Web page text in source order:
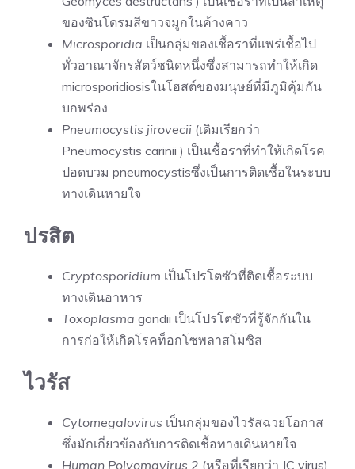
ของซินโดรมสีขาวจมูกในค้างคาว
Microsporidia เป็นกลุ่มของเชื้อราที่แพร่เชื้อไป
ทั่วอาณาจักรสัตว์ชนิดหนึ่งซึ่งสามารถทำให้เกิด
microsporidiosisในโฮสต์ของมนุษย์ที่มีภูมิคุ้มกัน
บกพร่อง
Pneumocystis jirovecii (เดิมเรียกว่า
Pneumocystis carinii ) เป็นเชื้อราที่ทำให้เกิดโรค
ปอดบวม pneumocystisซึ่งเป็นการติดเชื้อในระบบ
ทางเดินหายใจ
ปรสิต
Cryptosporidium เป็นโปรโตซัวที่ติดเชื้อระบบ
ทางเดินอาหาร
Toxoplasma gondii เป็นโปรโตซัวที่รู้จักกันใน
การก่อให้เกิดโรคท็อกโซพลาสโมซิส
ไวรัส
Cytomegalovirus เป็นกลุ่มของไวรัสฉวยโอกาส
ซึ่งมักเกี่ยวข้องกับการติดเชื้อทางเดินหายใจ
Human Polyomavirus 2 (หรือที่เรียกว่า JC virus)